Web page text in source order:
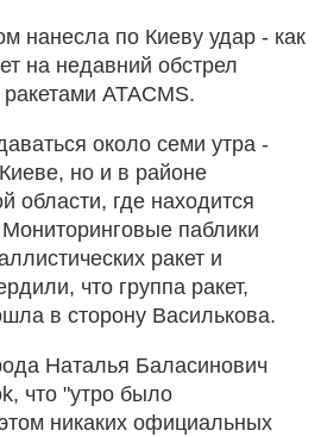
нанесла по Киеву удар - как
на недавний обстрел
ATACMS.
около семи утра -
но и в районе
области, где находится
паблики
ракет и
что группа ракет,
в сторону Василькова.
Наталья Баласинович
что "утро было
никаких официальных